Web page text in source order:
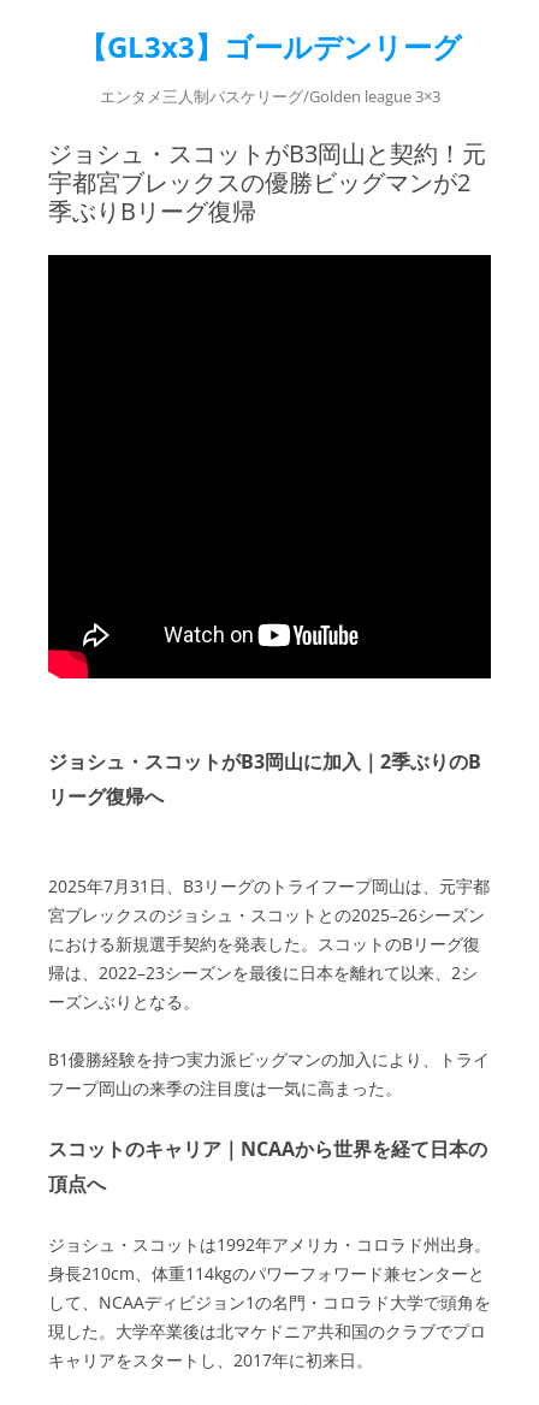
【GL3x3】ゴールデンリーグ
エンタメ三人制バスケリーグ/Golden league 3×3
ジョシュ・スコットがB3岡山と契約！元
宇都宮ブレックスの優勝ビッグマンが2
季ぶりBリーグ復帰
ジョシュ・スコットがB3岡山に加入｜2季ぶりのB
リーグ復帰へ
2025年7月31日、B3リーグのトライフープ岡山は、元宇都
宮ブレックスのジョシュ・スコットとの2025–26シーズン
における新規選手契約を発表した。スコットのBリーグ復
帰は、2022–23シーズンを最後に日本を離れて以来、2シ
ーズンぶりとなる。
B1優勝経験を持つ実力派ビッグマンの加入により、トライ
フープ岡山の来季の注目度は一気に高まった。
スコットのキャリア｜NCAAから世界を経て日本の
頂点へ
ジョシュ・スコットは1992年アメリカ・コロラド州出身。
身長210cm、体重114kgのパワーフォワード兼センターと
して、NCAAディビジョン1の名門・コロラド大学で頭角を
現した。大学卒業後は北マケドニア共和国のクラブでプロ
キャリアをスタートし、2017年に初来日。